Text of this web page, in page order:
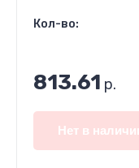
Кол-во:
813.61 р.
Нет в